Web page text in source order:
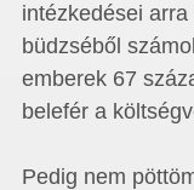
intézkedései
büdzséből
emberek 67
belefér a
Pedig nem